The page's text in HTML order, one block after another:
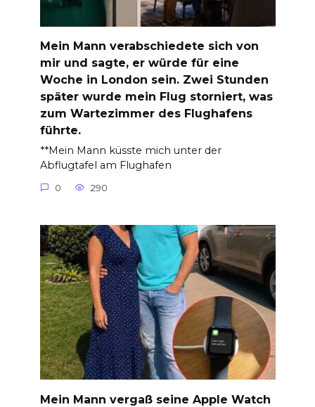
Mein Mann verabschiedete sich von
mir und sagte, er würde für eine
Woche in London sein. Zwei Stunden
später wurde mein Flug storniert, was
zum Wartezimmer des Flughafens
führte.
**Mein Mann küsste mich unter der
Abflugtafel am Flughafen
0 290
Mein Mann vergaß seine Apple Watch